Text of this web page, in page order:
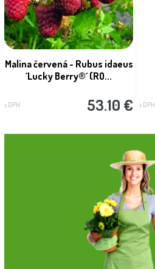
Malina červená - Rubus idaeus
´Lucky Berry®´ (RO...
s DPH 53.10 € s DPH